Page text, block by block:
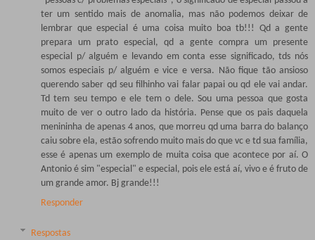
ter um sentido mais de anomalia, mas não podemos deixar de
lembrar que especial é uma coisa muito boa tb!!! Qd a gente
prepara um prato especial, qd a gente compra um presente
especial p/ alguém e levando em conta esse significado, tds nós
somos especiais p/ alguém e vice e versa. Não fique tão ansioso
querendo saber qd seu filhinho vai falar papai ou qd ele vai andar.
Td tem seu tempo e ele tem o dele. Sou uma pessoa que gosta
muito de ver o outro lado da história. Pense que os pais daquela
menininha de apenas 4 anos, que morreu qd uma barra do balanço
caiu sobre ela, estão sofrendo muito mais do que vc e td sua família,
esse é apenas um exemplo de muita coisa que acontece por aí. O
Antonio é sim "especial" e especial, pois ele está aí, vivo e é fruto de
um grande amor. Bj grande!!!
Responder
Respostas